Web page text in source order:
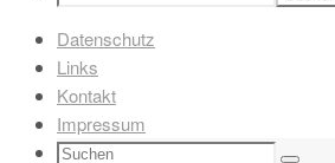
Datenschutz
Links
Kontakt
Impressum
Suchen